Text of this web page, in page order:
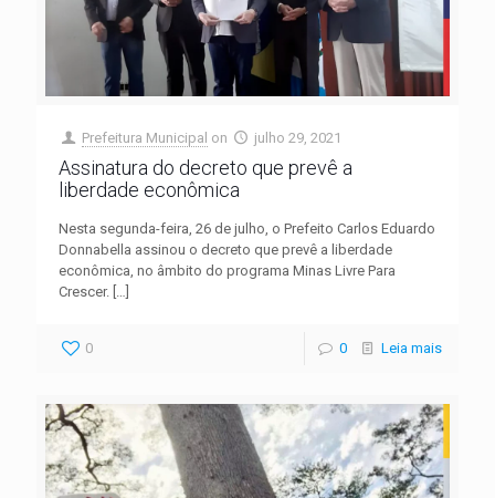
Prefeitura Municipal on julho 29, 2021
Assinatura do decreto que prevê a
liberdade econômica
Nesta segunda-feira, 26 de julho, o Prefeito Carlos Eduardo
Donnabella assinou o decreto que prevê a liberdade
econômica, no âmbito do programa Minas Livre Para
Crescer. […]
0 0 Leia mais